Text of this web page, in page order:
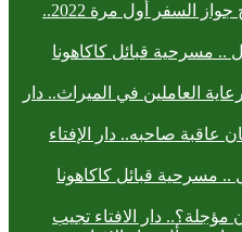
خطوات ومستندات استخراج جواز السفر أول مرة 2022..
.. مسرحية قبائل كاكاهونا
العاملين في الميراث.. دار
عاقبة صاحبه.. دار الإفتاء
.. مسرحية قبائل كاكاهونا
دار الافتاء تجيب